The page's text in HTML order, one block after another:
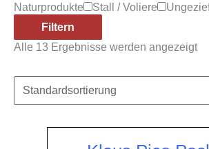
Naturprodukte
Stall / Voliere
Filtern
Alle 13 Ergebnisse werden angezeigt